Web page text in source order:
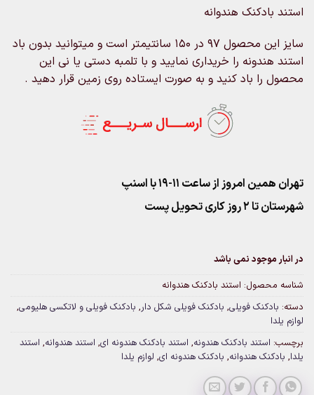
استند بادکنک هندوانه
سایز این محصول 97 در 150 سانتیمتر است و میتوانید بدون باد
استند هندونه را خریداری نمایید و با تلمبه دستی یا نی این
محصول را باد کنید و به صورت ایستاده روی زمین قرار دهید .
تهران همین امروز از ساعت ۱۱-۱۹ با اسنپ
شهرستان تا 2 روز کاری تحویل پست
در انبار موجود نمی باشد
شناسه محصول: استند بادکنک هندوانه
دسته: بادکنک فویلی, بادکنک فویلی شکل دار, بادکنک فویلی و لاتکسی هلیومی,
لوازم یلدا
برچسب: استند بادکنک هندونه, استند بادکنک هندونه ای, استند هندوانه, استند
یلدا, بادکنک هندوانه, بادکنک هندونه ای, لوازم یلدا